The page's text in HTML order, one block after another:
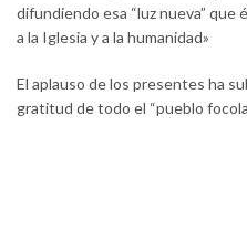
difundiendo esa “luz nueva” que
a la Iglesia y a la humanidad»
El aplauso de los presentes ha
gratitud de todo el “pueblo